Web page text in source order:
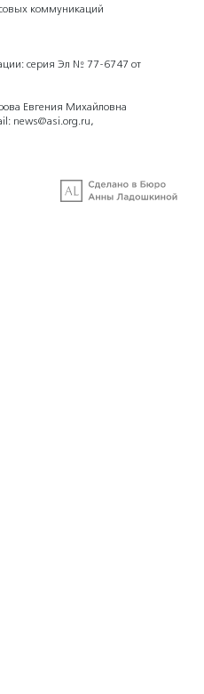
коммуникаций
серия Эл № 77-6747 от
Евгения Михайловна
news@asi.org.ru,